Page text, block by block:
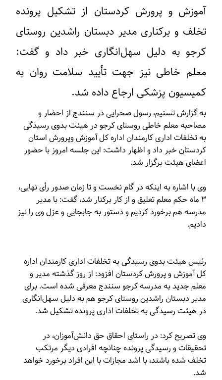
آموزش و پرورش کردستان از تشکیل پرونده
تخلف و برکناری مدیر دبستان راشدین روستای
کرجو به دلیل سهل‌انگاری خبر داد و گفت:
معلم خاطی نیز جهت تأیید سلامت روان به
کمیسیون پزشکی ارجاع داده شد.
به گزارش تسنیم، رسول صحرایی در سنندج از احضار و
مصاحبه معلم خاطی روستای کرجو در هیئت بدوی رسیدگی
به تخلفات اداری کارمندان اداره کل آموزش وپرورش استان
کردستان خبر داد و اظهار داشت: این جلسه امروز با حضور
اعضای هیئت برگزار شد.
وی با اشاره به اینکه در گام نخست و تا زمان صدور رأی نهایی،
۳ ماه حکم معلم تعلیق و از کار برکنار شد، گفت: با مدیر
مدرسه هم برخورد کردیم و دستور به جابجایی و عزل وی را نیز
دادیم.
رئیس هیئت بدوی رسیدگی به تخلفات اداری کارمندان اداره
کل آموزش و پرورش کردستان افزود: از روز گذشته مدیر و
معلم جدید به مدرسه کرجو سنندج معرفی شده است. برای
مدیر دبستان راشدین روستای کرجو هم به دلیل سهل‌انگاری
در هیئت رسیدگی به تخلفات اداری پرونده تشکیل شد.
وی تصریح کرد: در راستای احقاق حق دانش‌آموزان، در
تحقیقات و رسیدگی پرونده چنانچه افرادی دیگر مرتکب
تخلف شده باشند، با اشد مجازات با این افراد برخورد خواهد
شد.